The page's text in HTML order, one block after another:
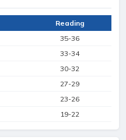
Reading
35-36
33-34
30-32
27-29
23-26
19-22